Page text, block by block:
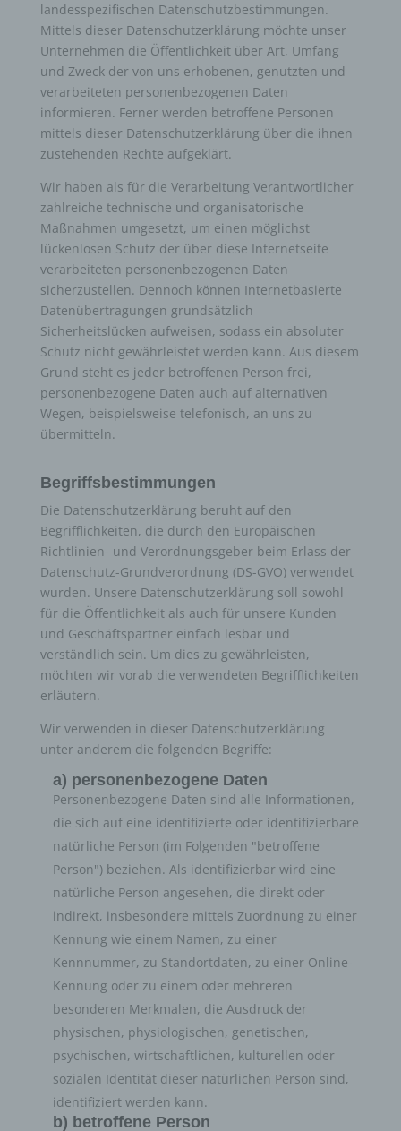
landesspezifischen Datenschutzbestimmungen.
Mittels dieser Datenschutzerklärung möchte unser
Unternehmen die Öffentlichkeit über Art, Umfang
und Zweck der von uns erhobenen, genutzten und
verarbeiteten personenbezogenen Daten
informieren. Ferner werden betroffene Personen
mittels dieser Datenschutzerklärung über die ihnen
zustehenden Rechte aufgeklärt.
Wir haben als für die Verarbeitung Verantwortlicher
zahlreiche technische und organisatorische
Maßnahmen umgesetzt, um einen möglichst
lückenlosen Schutz der über diese Internetseite
verarbeiteten personenbezogenen Daten
sicherzustellen. Dennoch können Internetbasierte
Datenübertragungen grundsätzlich
Sicherheitslücken aufweisen, sodass ein absoluter
Schutz nicht gewährleistet werden kann. Aus diesem
Grund steht es jeder betroffenen Person frei,
personenbezogene Daten auch auf alternativen
Wegen, beispielsweise telefonisch, an uns zu
übermitteln.
Begriffsbestimmungen
Die Datenschutzerklärung beruht auf den
Begrifflichkeiten, die durch den Europäischen
Richtlinien- und Verordnungsgeber beim Erlass der
Datenschutz-Grundverordnung (DS-GVO) verwendet
wurden. Unsere Datenschutzerklärung soll sowohl
für die Öffentlichkeit als auch für unsere Kunden
und Geschäftspartner einfach lesbar und
verständlich sein. Um dies zu gewährleisten,
möchten wir vorab die verwendeten Begrifflichkeiten
erläutern.
Wir verwenden in dieser Datenschutzerklärung
unter anderem die folgenden Begriffe:
a) personenbezogene Daten
Personenbezogene Daten sind alle Informationen,
die sich auf eine identifizierte oder identifizierbare
natürliche Person (im Folgenden "betroffene
Person") beziehen. Als identifizierbar wird eine
natürliche Person angesehen, die direkt oder
indirekt, insbesondere mittels Zuordnung zu einer
Kennung wie einem Namen, zu einer
Kennnummer, zu Standortdaten, zu einer Online-
Kennung oder zu einem oder mehreren
besonderen Merkmalen, die Ausdruck der
physischen, physiologischen, genetischen,
psychischen, wirtschaftlichen, kulturellen oder
sozialen Identität dieser natürlichen Person sind,
identifiziert werden kann.
b) betroffene Person